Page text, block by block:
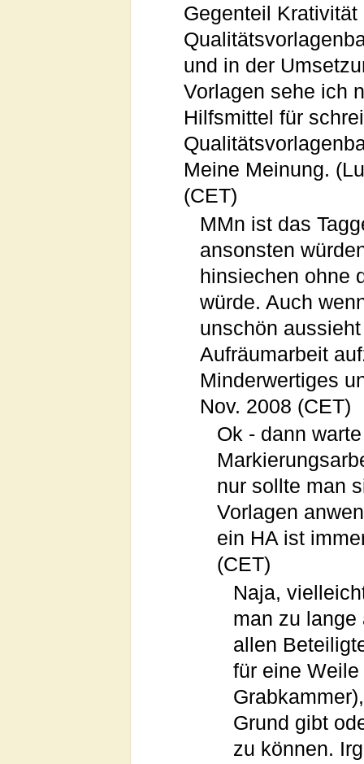
Gegenteil Krativität
und in der
Vorlagen sehe ich
Hilfsmittel für
Meine Meinung.
(CET)
MMn ist das
ansonsten
hinsiechen ohne
würde. Auch
unschön
Aufräumarbeit
Minderwertiges
Nov. 2008 (CET)
Ok - dann
nur sollte man
Vorlagen
ein HA ist
(CET)
Naja,
man zu
allen
für eine
Grund gibt
zu können.